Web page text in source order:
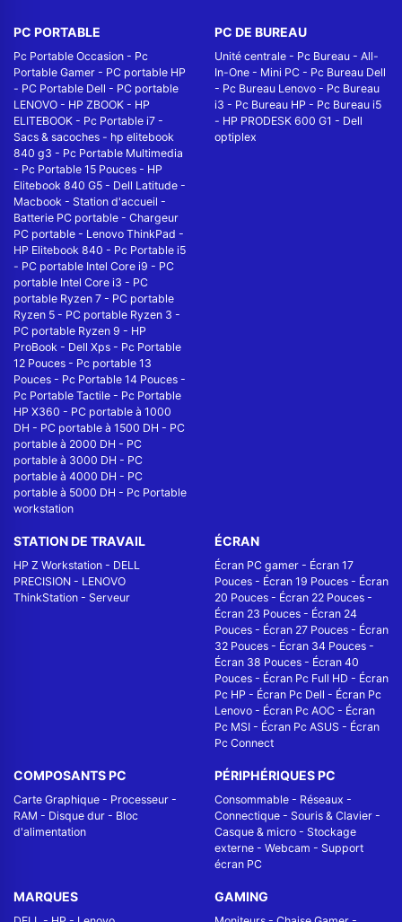
PC PORTABLE
Pc Portable Occasion - Pc
Portable Gamer - PC portable HP
- PC Portable Dell - PC portable
LENOVO - HP ZBOOK - HP
ELITEBOOK - Pc Portable i7 -
Sacs & sacoches - hp elitebook
840 g3 - Pc Portable Multimedia
- Pc Portable 15 Pouces - HP
Elitebook 840 G5 - Dell Latitude -
Macbook - Station d'accueil -
Batterie PC portable - Chargeur
PC portable - Lenovo ThinkPad -
HP Elitebook 840 - Pc Portable i5
- PC portable Intel Core i9 - PC
portable Intel Core i3 - PC
portable Ryzen 7 - PC portable
Ryzen 5 - PC portable Ryzen 3 -
PC portable Ryzen 9 - HP
ProBook - Dell Xps - Pc Portable
12 Pouces - Pc portable 13
Pouces - Pc Portable 14 Pouces -
Pc Portable Tactile - Pc Portable
HP X360 - PC portable à 1000
DH - PC portable à 1500 DH - PC
portable à 2000 DH - PC
portable à 3000 DH - PC
portable à 4000 DH - PC
portable à 5000 DH - Pc Portable
workstation
PC DE BUREAU
Unité centrale - Pc Bureau - All-
In-One - Mini PC - Pc Bureau Dell
- Pc Bureau Lenovo - Pc Bureau
i3 - Pc Bureau HP - Pc Bureau i5
- HP PRODESK 600 G1 - Dell
optiplex
STATION DE TRAVAIL
HP Z Workstation - DELL
PRECISION - LENOVO
ThinkStation - Serveur
ÉCRAN
Écran PC gamer - Écran 17
Pouces - Écran 19 Pouces - Écran
20 Pouces - Écran 22 Pouces -
Écran 23 Pouces - Écran 24
Pouces - Écran 27 Pouces - Écran
32 Pouces - Écran 34 Pouces -
Écran 38 Pouces - Écran 40
Pouces - Écran Pc Full HD - Écran
Pc HP - Écran Pc Dell - Écran Pc
Lenovo - Écran Pc AOC - Écran
Pc MSI - Écran Pc ASUS - Écran
Pc Connect
COMPOSANTS PC
Carte Graphique - Processeur -
RAM - Disque dur - Bloc
d'alimentation
PÉRIPHÉRIQUES PC
Consommable - Réseaux -
Connectique - Souris & Clavier -
Casque & micro - Stockage
externe - Webcam - Support
écran PC
MARQUES GAMING